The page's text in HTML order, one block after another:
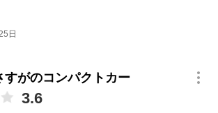
日
すがのコンパクトカー
3.6